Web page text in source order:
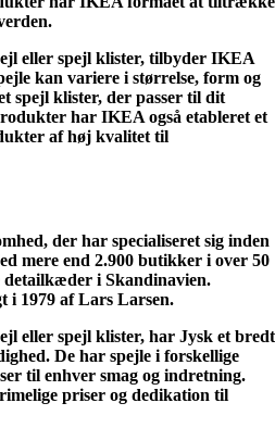
eller spejl klister, tilbyder IKEA
kan variere i størrelse, form og
spejl klister, der passer til dit
har IKEA også etableret et
af høj kvalitet til
der har specialiseret sig inden
mere end 2.900 butikker i over 50
detailkæder i Skandinavien.
i 1979 af Lars Larsen.
eller spejl klister, har Jysk et bredt
De har spejle i forskellige
til enhver smag og indretning.
priser og dedikation til